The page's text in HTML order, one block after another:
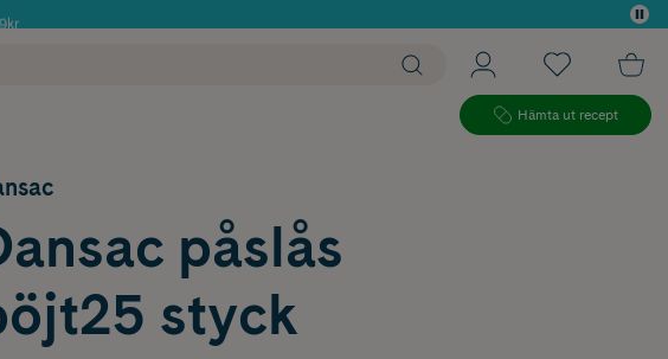
Hämta ut recept
påslås
styck